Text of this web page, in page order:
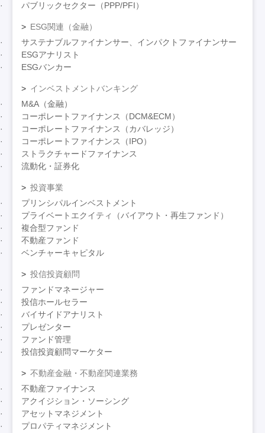
パブリックセクター（PPP/PFI）
ESG関連（金融）
サステナブルファイナンサー、インパクトファイナンサー
ESGアナリスト
ESGバンカー
インベストメントバンキング
M&A（金融）
コーポレートファイナンス（DCM&ECM）
コーポレートファイナンス（カバレッジ）
コーポレートファイナンス（IPO）
ストラクチャードファイナンス
流動化・証券化
投資事業
プリンシパルインベストメント
プライベートエクイティ（バイアウト・再生ファンド）
複合型ファンド
不動産ファンド
ベンチャーキャピタル
投信投資顧問
ファンドマネージャー
投信ホールセラー
バイサイドアナリスト
プレゼンター
ファンド管理
投信投資顧問マーケター
不動産金融・不動産関連業務
不動産ファイナンス
アクイジション・ソーシング
アセットマネジメント
プロパティマネジメント